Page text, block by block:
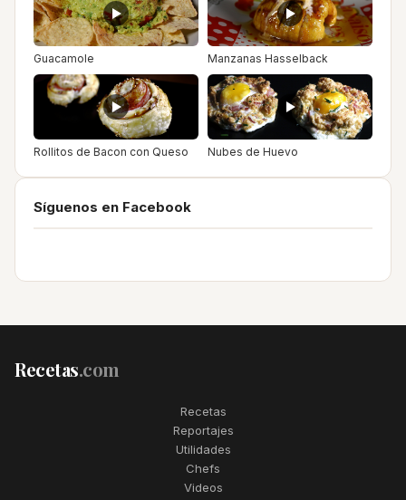
Guacamole Manzanas Hasselback
Rollitos de Bacon con Queso Nubes de Huevo
Síguenos en Facebook
Recetas.com
Recetas
Reportajes
Utilidades
Chefs
Videos